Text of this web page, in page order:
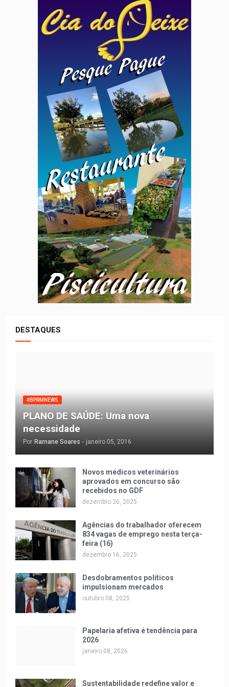
DESTAQUES
#BPRMNEWS
PLANO DE SAÚDE: Uma nova
necessidade
Por Ramane Soares - janeiro 05, 2016
Novos médicos veterinários
aprovados em concurso são
recebidos no GDF
dezembro 26, 2025
Agências do trabalhador oferecem
834 vagas de emprego nesta terça-
feira (16)
dezembro 16, 2025
Desdobramentos políticos
impulsionam mercados
outubro 08, 2025
Papelaria afetiva é tendência para
2026
janeiro 08, 2026
Sustentabilidade redefine valor e